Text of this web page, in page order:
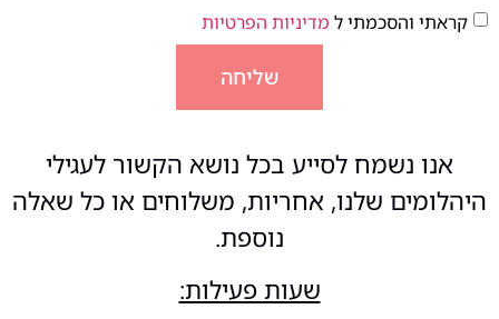
קראתי והסכמתי ל מדיניות הפרטיות
שליחה
אנו נשמח לסייע בכל נושא הקשור לעגילי
היהלומים שלנו, אחריות, משלוחים או כל שאלה
נוספת.
שעות פעילות: